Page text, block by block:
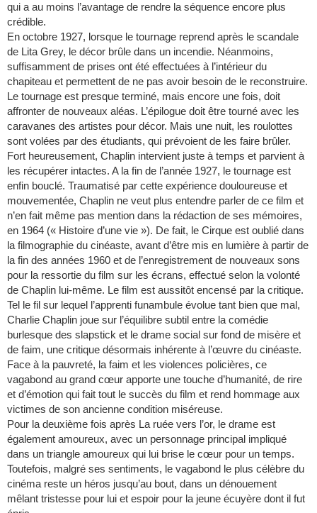
qui a au moins l’avantage de rendre la séquence encore plus
crédible.
En octobre 1927, lorsque le tournage reprend après le scandale
de Lita Grey, le décor brûle dans un incendie. Néanmoins,
suffisamment de prises ont été effectuées à l’intérieur du
chapiteau et permettent de ne pas avoir besoin de le reconstruire.
Le tournage est presque terminé, mais encore une fois, doit
affronter de nouveaux aléas. L’épilogue doit être tourné avec les
caravanes des artistes pour décor. Mais une nuit, les roulottes
sont volées par des étudiants, qui prévoient de les faire brûler.
Fort heureusement, Chaplin intervient juste à temps et parvient à
les récupérer intactes. A la fin de l’année 1927, le tournage est
enfin bouclé. Traumatisé par cette expérience douloureuse et
mouvementée, Chaplin ne veut plus entendre parler de ce film et
n’en fait même pas mention dans la rédaction de ses mémoires,
en 1964 (« Histoire d’une vie »). De fait, le Cirque est oublié dans
la filmographie du cinéaste, avant d’être mis en lumière à partir de
la fin des années 1960 et de l’enregistrement de nouveaux sons
pour la ressortie du film sur les écrans, effectué selon la volonté
de Chaplin lui-même. Le film est aussitôt encensé par la critique.
Tel le fil sur lequel l’apprenti funambule évolue tant bien que mal,
Charlie Chaplin joue sur l’équilibre subtil entre la comédie
burlesque des slapstick et le drame social sur fond de misère et
de faim, une critique désormais inhérente à l’œuvre du cinéaste.
Face à la pauvreté, la faim et les violences policières, ce
vagabond au grand cœur apporte une touche d’humanité, de rire
et d’émotion qui fait tout le succès du film et rend hommage aux
victimes de son ancienne condition miséreuse.
Pour la deuxième fois après La ruée vers l’or, le drame est
également amoureux, avec un personnage principal impliqué
dans un triangle amoureux qui lui brise le cœur pour un temps.
Toutefois, malgré ses sentiments, le vagabond le plus célèbre du
cinéma reste un héros jusqu’au bout, dans un dénouement
mêlant tristesse pour lui et espoir pour la jeune écuyère dont il fut